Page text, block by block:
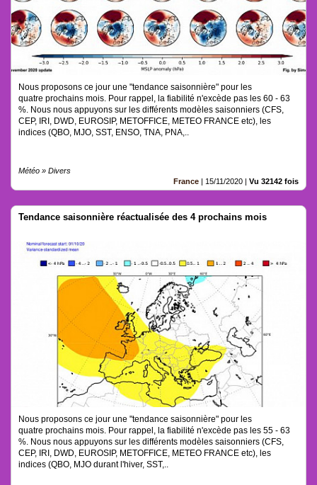
Nous proposons ce jour une "tendance saisonnière" pour les
quatre prochains mois. Pour rappel, la fiabilité n'excède pas les 60 - 63
%. Nous nous appuyons sur les différents modèles saisonniers (CFS,
CEP, IRI, DWD, EUROSIP, METOFFICE, METEO FRANCE etc), les
indices (QBO, MJO, SST, ENSO, TNA, PNA,..
Météo » Divers
France | 15/11/2020 | Vu 32142 fois
Tendance saisonnière réactualisée des 4 prochains mois
Nous proposons ce jour une "tendance saisonnière" pour les
quatre prochains mois. Pour rappel, la fiabilité n'excède pas les 55 - 63
%. Nous nous appuyons sur les différents modèles saisonniers (CFS,
CEP, IRI, DWD, EUROSIP, METOFFICE, METEO FRANCE etc), les
indices (QBO, MJO durant l'hiver, SST,..